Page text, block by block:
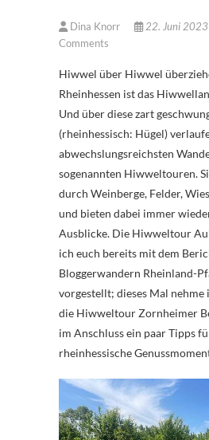
Dina Knorr 22. Juni 2023
Comments
Hiwwel über Hiwwel überziehen den Horizont.
Rheinhessen ist das
Und über diese zart
(rheinhessisch: Hügel)
abwechslungsreichsten
sogenannten Hiwweltouren.
durch Weinberge, Felder,
und bieten dabei immer
Ausblicke. Die Hiwweltour
ich euch bereits mit dem
Bloggerwandern Rheinland-
vorgestellt; dieses Mal nehme
die Hiwweltour Zornheimer
im Anschluss ein paar Tipps
rheinhessische